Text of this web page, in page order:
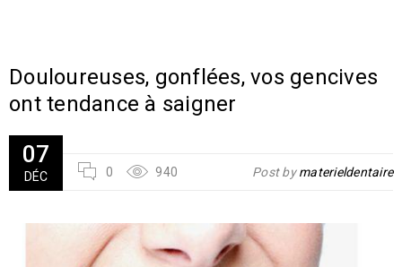
Douloureuses, gonflées, vos gencives
ont tendance à saigner
07
DÉC 0 940 Post bymaterieldentaire